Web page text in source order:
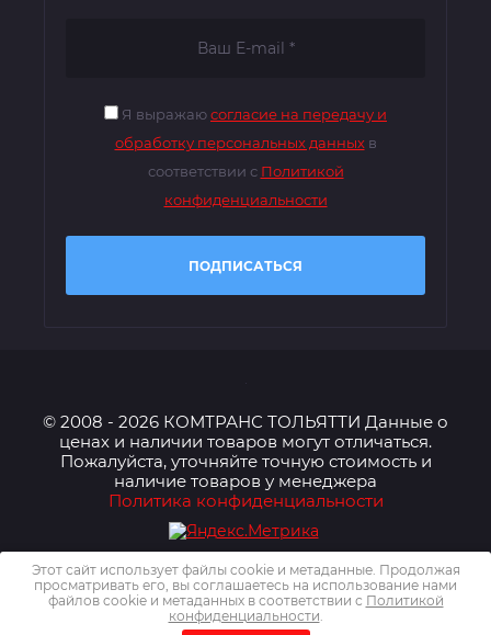
Я выражаюсогласие на передачу и
обработку персональных данныхв
соответствии с Политикой
конфиденциальности
ПОДПИСАТЬСЯ
© 2008 - 2026 КОМТРАНС ТОЛЬЯТТИ Данные о
ценах и наличии товаров могут отличаться.
Пожалуйста, уточняйте точную стоимость и
наличие товаров у менеджера
Политика конфиденциальности
Этот сайт использует файлы cookie и метаданные. Продолжая
просматривать его, вы соглашаетесь на использование нами
файлов cookie и метаданных в соответствии с Политикой
конфиденциальности.